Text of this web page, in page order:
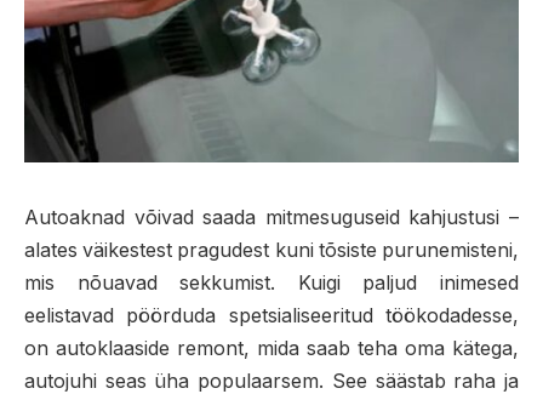
Autoaknad võivad saada mitmesuguseid kahjustusi –
alates väikestest pragudest kuni tõsiste purunemisteni,
mis nõuavad sekkumist. Kuigi paljud inimesed
eelistavad pöörduda spetsialiseeritud töökodadesse,
on autoklaaside remont, mida saab teha oma kätega,
autojuhi seas üha populaarsem. See säästab raha ja